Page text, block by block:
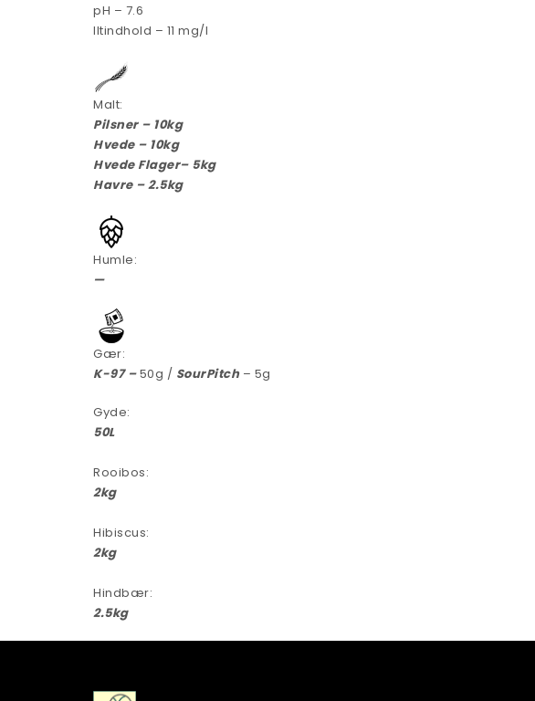
pH – 7.6
Iltindhold – 11 mg/l
Malt:
Pilsner – 10kg
Hvede – 10kg
Hvede Flager– 5kg
Havre –2.5kg
Humle:
—
Gær:
K-97 –50g / SourPitch– 5g
Gyde:
50L
Rooibos:
2kg
Hibiscus:
2kg
Hindbær:
2.5kg